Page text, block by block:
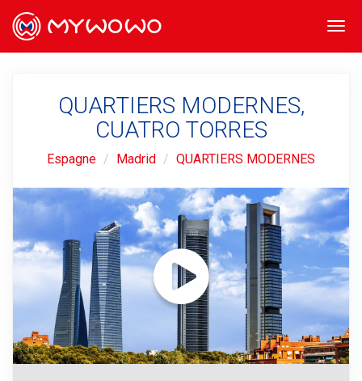
QUARTIERS MODERNES,
CUATRO TORRES
Espagne Madrid QUARTIERS MODERNES